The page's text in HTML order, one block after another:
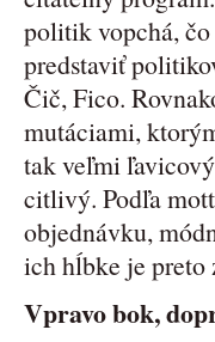
politik vopchá,
predstaviť
Čič, Fico.
mutáciami,
tak veľmi
citlivý. Podľa
objednávku,
ich hĺbke je preto
Vpravo bok,